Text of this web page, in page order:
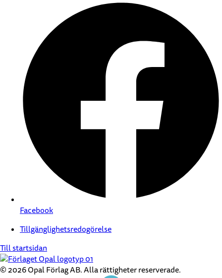
Facebook
Tillgänglighetsredogörelse
Till startsidan
© 2026 Opal Förlag AB. Alla rättigheter reserverade.